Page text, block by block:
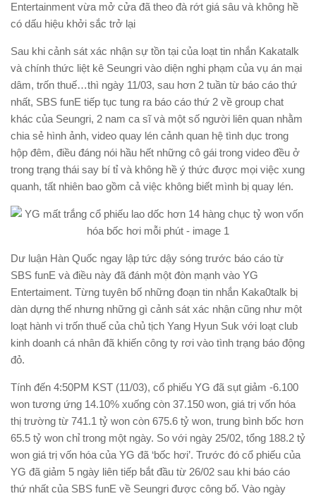
Entertainment vừa mở cửa đã theo đà rớt giá sâu và không hề
có dấu hiệu khởi sắc trở lại
Sau khi cảnh sát xác nhận sự tồn tại của loạt tin nhắn Kakatalk
và chính thức liệt kê Seungri vào diện nghi phạm của vụ án mại
dâm, trốn thuế…thì ngày 11/03, sau hơn 2 tuần từ báo cáo thứ
nhất, SBS funE tiếp tục tung ra báo cáo thứ 2 về group chat
khác của Seungri, 2 nam ca sĩ và một số người liên quan nhằm
chia sẻ hình ảnh, video quay lén cảnh quan hệ tình dục trong
hộp đêm, điều đáng nói hầu hết những cô gái trong video đều ở
trong trạng thái say bí tỉ và không hề ý thức được mọi việc xung
quanh, tất nhiên bao gồm cả việc không biết mình bị quay lén.
Dư luận Hàn Quốc ngay lập tức dậy sóng trước báo cáo từ
SBS funE và điều này đã đánh một đòn mạnh vào YG
Entertaiment. Từng tuyên bố những đoạn tin nhắn Kaka0talk bị
dàn dựng thế nhưng những gì cảnh sát xác nhận cũng như một
loạt hành vi trốn thuế của chủ tịch Yang Hyun Suk với loạt club
kinh doanh cá nhân đã khiến công ty rơi vào tình trạng báo động
đỏ.
Tính đến 4:50PM KST (11/03), cổ phiếu YG đã sụt giảm -6.100
won tương ứng 14.10% xuống còn 37.150 won, giá trị vốn hóa
thị trường từ 741.1 tỷ won còn 675.6 tỷ won, trung bình bốc hơn
65.5 tỷ won chỉ trong một ngày. So với ngày 25/02, tổng 188.2 tỷ
won giá trị vốn hóa của YG đã ‘bốc hơi’. Trước đó cổ phiếu của
YG đã giảm 5 ngày liên tiếp bắt đầu từ 26/02 sau khi báo cáo
thứ nhất của SBS funE về Seungri được công bố. Vào ngày